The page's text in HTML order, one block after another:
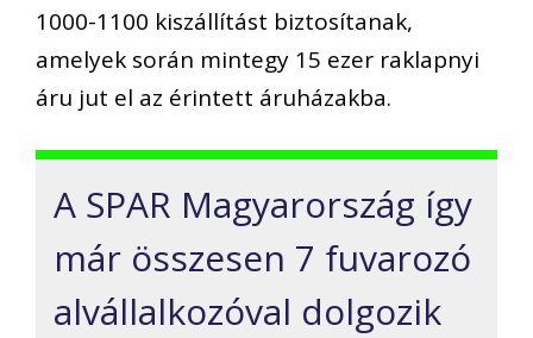
1000-1100 kiszállítást biztosítanak,
amelyek során mintegy 15 ezer raklapnyi
áru jut el az érintett áruházakba.
A SPAR Magyarország így
már összesen 7 fuvarozó
alvállalkozóval dolgozik